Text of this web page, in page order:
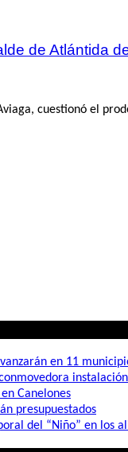
de Atlántida
cuestionó el
en 11
Canelones
presupuestados
del “Niño” en los